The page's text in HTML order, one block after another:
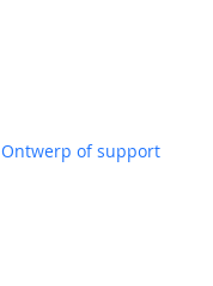
Ontwerp of support